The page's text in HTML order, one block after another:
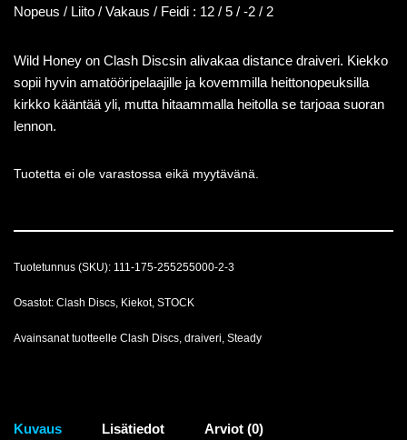
Nopeus / Liito / Vakaus / Feidi : 12 / 5 / -2 / 2
Wild Honey on Clash Discsin alivakaa distance draiveri. Kiekko
sopii hyvin amatööripelaajille ja kovemmilla heittonopeuksilla
kirkko kääntää yli, mutta hitaammalla heitolla se tarjoaa suoran
lennon.
Tuotetta ei ole varastossa eikä myytävänä.
Tuotetunnus (SKU): 111-175-255255000-2-3
Osastot: Clash Discs, Kiekot, STOCK
Avainsanat tuotteelle Clash Discs, draiveri, Steady
Kuvaus Lisätiedot Arviot (0)